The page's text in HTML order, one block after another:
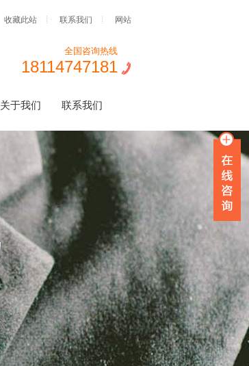
收藏此站 联系我们 网站
全国咨询热线
18114747181
关于我们 联系我们